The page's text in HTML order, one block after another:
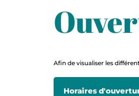
Afin de visualiser les
Horaires
Horaires